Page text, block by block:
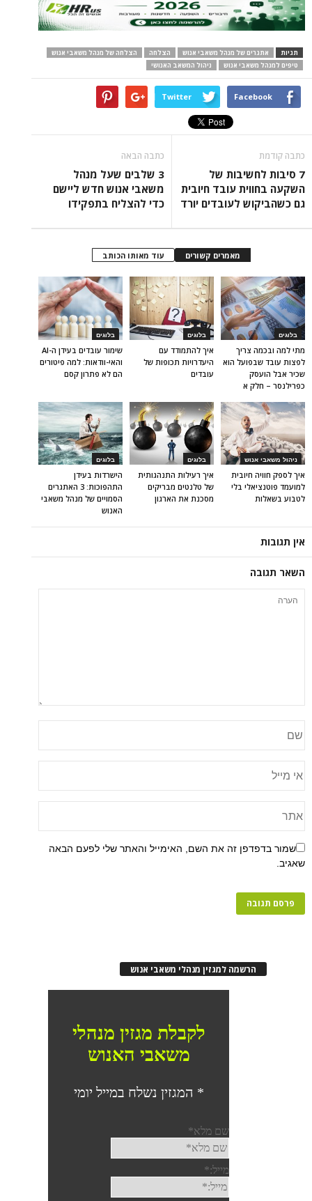
תגיות אתגרים של מנהל משאבי אנוש הצלחה
הצלחה של מנהל משאבי אנוש
טיפים למנהל משאבי אנוש
ניהול המשאב האנושי
Facebook
Twitter
כתבה קודמת
7 סיבות לחשיבות של
השקעה בחווית עובד חיובית
גם כשהביקוש לעובדים יורד
כתבה הבאה
3 שלבים שעל מנהל
משאבי אנוש חדש ליישם
כדי להצליח בתפקידו
מאמרים קשורים עוד מאותו הכותב
בלוגים
שימור עובדים בעידן ה-AI
והאי-וודאות: למה פיטורים
הם לא פתרון קסם
בלוגים
איך להתמודד עם
היעדרויות תכופות של
עובדים
בלוגים
מתי למה ובכמה צריך
לפצות עובד שבפועל הוא
שכיר אבל הועסק
כפרילנסר – חלק א
בלוגים
הישרדות בעידן
התהפוכות: 3 האתגרים
הסמויים של מנהל משאבי
האנוש
בלוגים
איך רעילות התנהגותית
של טלנטים מבריקים
מסכנת את הארגון
ניהול משאבי אנוש
איך לספק חוויה חיובית
למועמד פוטנציאלי בלי
לטבוע בשאלות
אין תגובות
השאר תגובה
שמור בדפדפן זה את השם, האימייל והאתר שלי לפעם הבאה
שאגיב.
הרשמה למגזין מנהלי משאבי אנוש